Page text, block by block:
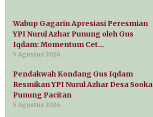
Wabup Gagarin Apresiasi Peresmian
YPI Nurul Azhar Punung oleh Gus
Iqdam: Momentum Cet…
5 Agustus 2026
Pendakwah Kondang Gus Iqdam
Resmikan YPI Nurul Azhar Desa Sooka
Punung Pacitan
5 Agustus 2026